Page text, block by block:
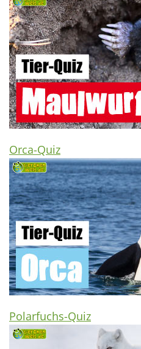
Orca-Quiz
Polarfuchs-Quiz